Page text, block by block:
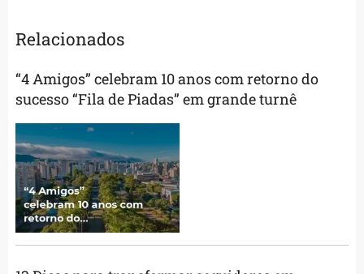
Relacionados
“4 Amigos” celebram 10 anos com retorno do
sucesso “Fila de Piadas” em grande turnê